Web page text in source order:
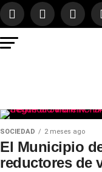
SOCIEDAD 2 meses ago
El Municipio
reductores de